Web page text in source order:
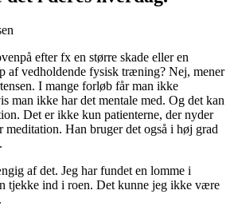
efter fx en større skade eller en
af vedholdende fysisk træning? Nej, mener
I mange forløb får man ikke
man ikke har det mentale med. Og det kan
Det er ikke kun patienterne, der nyder
meditation. Han bruger det også i høj grad
af det. Jeg har fundet en lomme i
tjekke ind i roen. Det kunne jeg ikke være